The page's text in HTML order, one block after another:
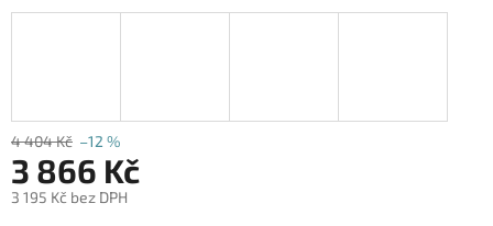
4 404 Kč –12 %
3 866 Kč
3 195 Kč bez DPH